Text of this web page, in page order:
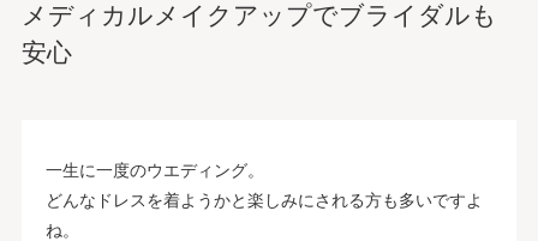
メディカルメイクアップでブライダルも
安心
一生に一度のウエディング。
どんなドレスを着ようかと楽しみにされる方も多いですよ
ね。